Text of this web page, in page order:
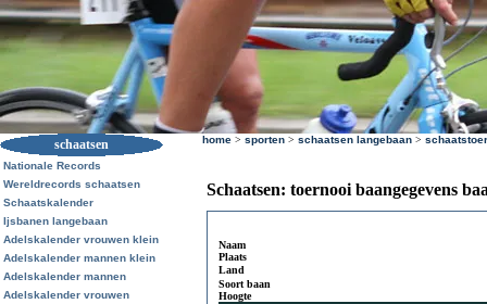
schaatsen
Nationale Records
Wereldrecords schaatsen
Schaatskalender
Ijsbanen langebaan
Adelskalender vrouwen klein
Adelskalender mannen klein
Adelskalender mannen
Adelskalender vrouwen
home > sporten > schaatsen langebaan >
Schaatsen: toernooi baangegevens
Naam
Plaats
Land
Soort baan
Hoogte